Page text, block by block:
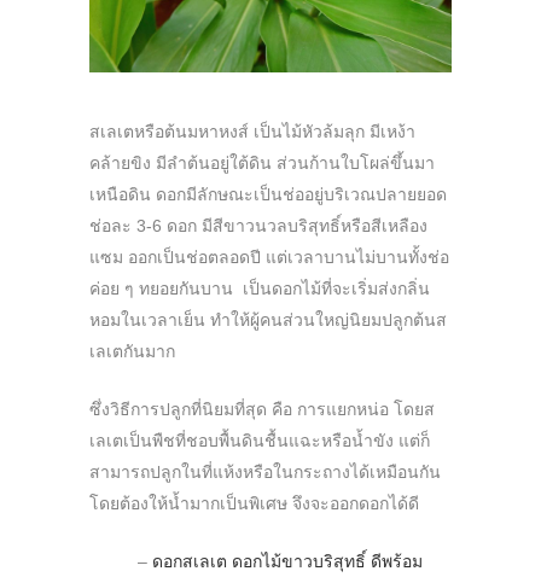
สเลเตหรือต้นมหาหงส์ เป็นไม้หัวล้มลุก มีเหง้า
คล้ายขิง มีลำต้นอยู่ใต้ดิน ส่วนก้านใบโผล่ขึ้นมา
เหนือดิน ดอกมีลักษณะเป็นช่ออยู่บริเวณปลายยอด
ช่อละ 3-6 ดอก มีสีขาวนวลบริสุทธิ์หรือสีเหลือง
แซม ออกเป็นช่อตลอดปี แต่เวลาบานไม่บานทั้งช่อ
ค่อย ๆ ทยอยกันบาน เป็นดอกไม้ที่จะเริ่มส่งกลิ่น
หอมในเวลาเย็น ทำให้ผู้คนส่วนใหญ่นิยมปลูกต้นส
เลเตกันมาก
ซึ่งวิธีการปลูกที่นิยมที่สุด คือ การแยกหน่อ โดยส
เลเตเป็นพืชที่ชอบพื้นดินชื้นแฉะหรือน้ำขัง แต่ก็
สามารถปลูกในที่แห้งหรือในกระถางได้เหมือนกัน
โดยต้องให้น้ำมากเป็นพิเศษ จึงจะออกดอกได้ดี
– ดอกสเลเต ดอกไม้ขาวบริสุทธิ์ ดีพร้อม